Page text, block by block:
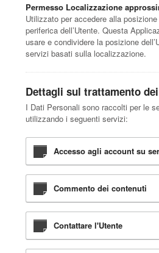
Permesso Localizzazione
Utilizzato per accedere alla
periferica dell’Utente. Questa
usare e condividere la posizione
servizi basati sulla localizzazione.
Dettagli sul trattamento
I Dati Personali sono raccolti per le
utilizzando i seguenti servizi:
Accesso agli account su
Commento dei contenuti
Contattare l'Utente